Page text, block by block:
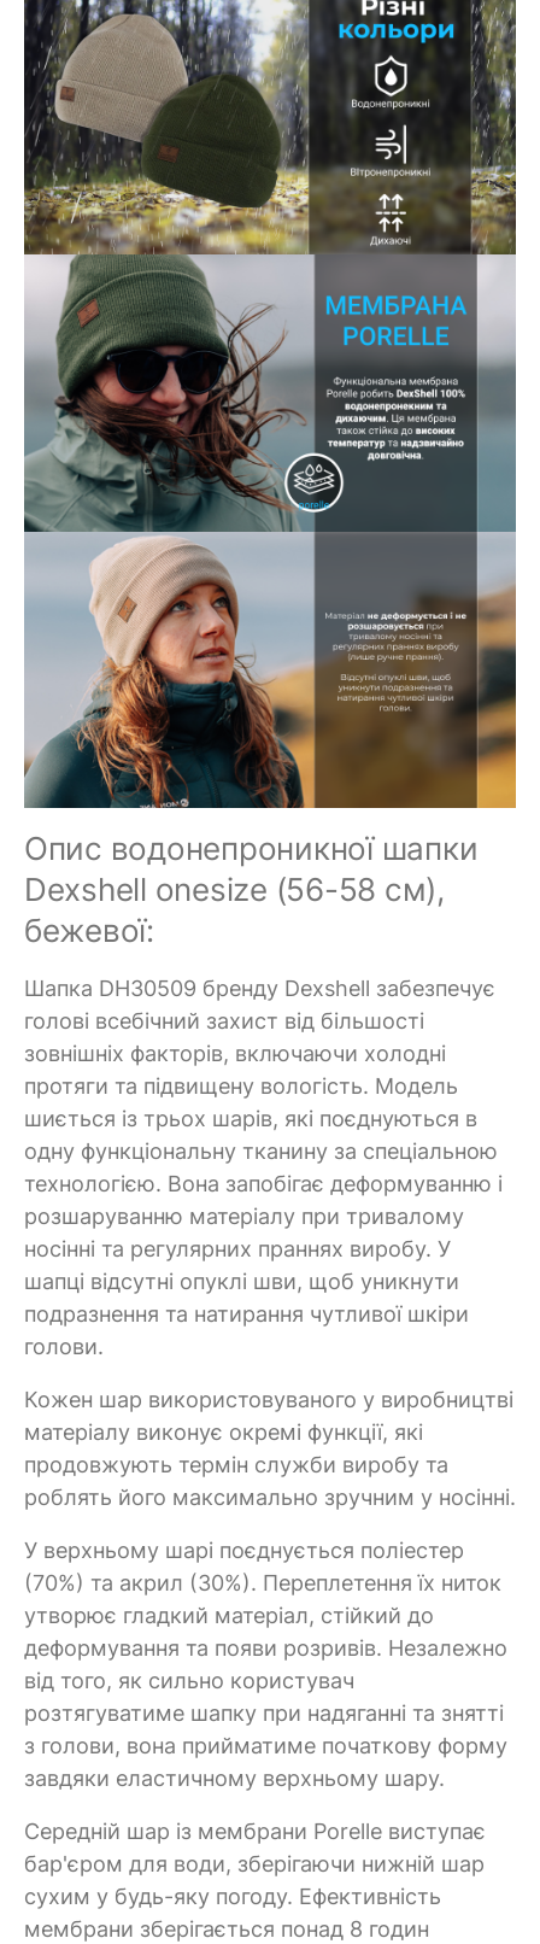
Опис водонепроникної шапки
Dexshell onesize (56-58 см),
бежевої:
Шапка DH30509 бренду Dexshell забезпечує
голові всебічний захист від більшості
зовнішніх факторів, включаючи холодні
протяги та підвищену вологість. Модель
шиється із трьох шарів, які поєднуються в
одну функціональну тканину за спеціальною
технологією. Вона запобігає деформуванню і
розшаруванню матеріалу при тривалому
носінні та регулярних праннях виробу. У
шапці відсутні опуклі шви, щоб уникнути
подразнення та натирання чутливої шкіри
голови.
Кожен шар використовуваного у виробництві
матеріалу виконує окремі функції, які
продовжують термін служби виробу та
роблять його максимально зручним у носінні.
У верхньому шарі поєднується поліестер
(70%) та акрил (30%). Переплетення їх ниток
утворює гладкий матеріал, стійкий до
деформування та появи розривів. Незалежно
від того, як сильно користувач
розтягуватиме шапку при надяганні та знятті
з голови, вона прийматиме початкову форму
завдяки еластичному верхньому шару.
Середній шар із мембрани Porelle виступає
бар'єром для води, зберігаючи нижній шар
сухим у будь-яку погоду. Ефективність
мембрани зберігається понад 8 годин